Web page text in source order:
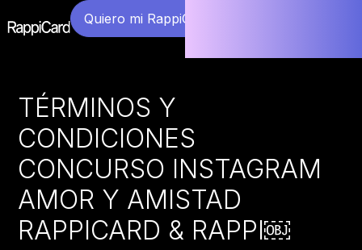
Quiero mi RappiCard
TÉRMINOS Y
CONDICIONES
CONCURSO INSTAGRAM
AMOR Y AMISTAD
RAPPICARD & RAPPI￼